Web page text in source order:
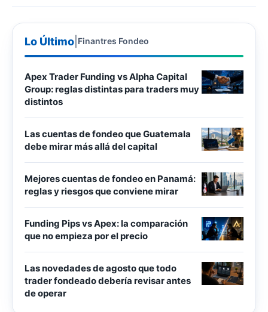
Lo Último Finantres Fondeo
Apex Trader Funding vs Alpha Capital
Group: reglas distintas para traders muy
distintos
Las cuentas de fondeo que Guatemala
debe mirar más allá del capital
Mejores cuentas de fondeo en Panamá:
reglas y riesgos que conviene mirar
Funding Pips vs Apex: la comparación
que no empieza por el precio
Las novedades de agosto que todo
trader fondeado debería revisar antes
de operar